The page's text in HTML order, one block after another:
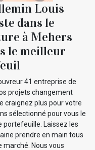
Louis
dans le
à Mehers
le meilleur
41 entreprise de
projets changement
craignez plus pour votre
sélectionné pour vous le
portefeuille. Laissez les
prendre en main tous
marché. Nous vous